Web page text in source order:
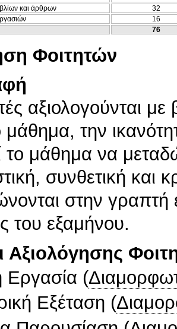
και άρθρων
32
16
76
Φοιτητών
αξιολογούνται
μάθημα, την
το μάθημα να
συνθετική και
στην γραπτή
του εξαμήνου.
Αξιολόγησης
Εργασία (
Εξέταση (